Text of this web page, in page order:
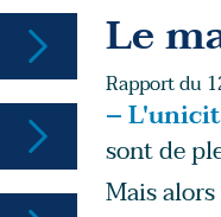
Le
Rapport du
–
sont de
Mais